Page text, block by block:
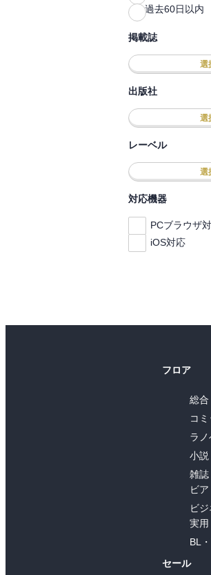
過去60日以内
掲載誌
選
出版社
選
レーベル
選
対応機器
PCブラウザ
iOS対応
フロア
総合
コミ
ラノ
小説
雑誌
ビア
ビジ
実用
BL
セール